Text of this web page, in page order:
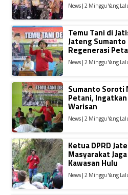
News | 2 Minggu Yang
Temu Tani di
Jateng
Regenerasi
News | 2 Minggu Yang
Sumanto Soroti
Petani,
Warisan
News | 2 Minggu Yang
Ketua DPRD
Masyarakat
Kawasan Hulu
News | 2 Minggu Yang